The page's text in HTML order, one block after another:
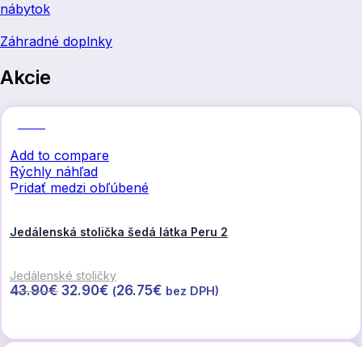
nábytok
Záhradné doplnky
Akcie
Add to compare
Rýchly náhľad
Pridať medzi obľúbené
Jedálenská stolička šedá látka Peru 2
Jedálenské stoličky
43.90€ Pôvodná
43.90€.
32.90€ Aktuálna
32.90€.
(26.75€ bez DPH)